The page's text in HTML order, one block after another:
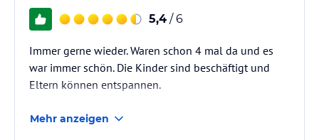
5,4 / 6
Immer gerne wieder. Waren schon 4 mal da und es
war immer schön. Die Kinder sind beschäftigt und
Eltern können entspannen.
Mehr anzeigen